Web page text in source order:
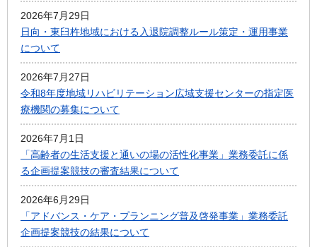
2026年7月29日
日向・東臼杵地域における入退院調整ルール策定・運用事業
について
2026年7月27日
令和8年度地域リハビリテーション広域支援センターの指定医
療機関の募集について
2026年7月1日
「高齢者の生活支援と通いの場の活性化事業」業務委託に係
る企画提案競技の審査結果について
2026年6月29日
「アドバンス・ケア・プランニング普及啓発事業」業務委託
企画提案競技の結果について